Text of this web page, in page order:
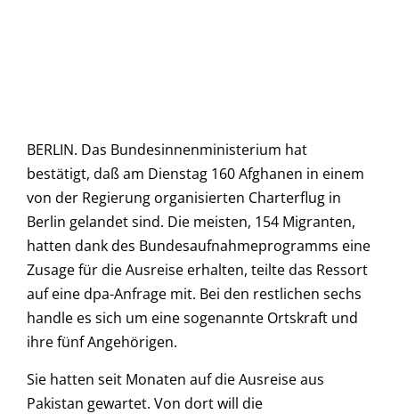
BERLIN. Das Bundesinnenministerium hat
bestätigt, daß am Dienstag 160 Afghanen in einem
von der Regierung organisierten Charterflug in
Berlin gelandet sind. Die meisten, 154 Migranten,
hatten dank des Bundesaufnahmeprogramms eine
Zusage für die Ausreise erhalten, teilte das Ressort
auf eine dpa-Anfrage mit. Bei den restlichen sechs
handle es sich um eine sogenannte Ortskraft und
ihre fünf Angehörigen.
Sie hatten seit Monaten auf die Ausreise aus
Pakistan gewartet. Von dort will die